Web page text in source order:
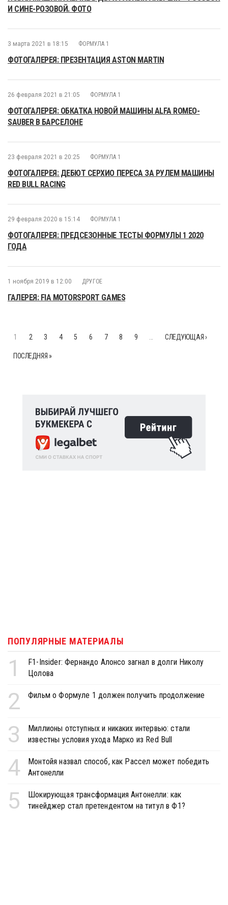
И СИНЕ-РОЗОВОЙ. ФОТО
3 марта 2021 в 18:15 ФОРМУЛА 1
ФОТОГАЛЕРЕЯ: ПРЕЗЕНТАЦИЯ ASTON MARTIN
26 февраля 2021 в 21:05 ФОРМУЛА 1
ФОТОГАЛЕРЕЯ: ОБКАТКА НОВОЙ МАШИНЫ ALFA ROMEO-
SAUBER В БАРСЕЛОНЕ
23 февраля 2021 в 20:25 ФОРМУЛА 1
ФОТОГАЛЕРЕЯ: ДЕБЮТ СЕРХИО ПЕРЕСА ЗА РУЛЕМ МАШИНЫ
RED BULL RACING
29 февраля 2020 в 15:14 ФОРМУЛА 1
ФОТОГАЛЕРЕЯ: ПРЕДСЕЗОННЫЕ ТЕСТЫ ФОРМУЛЫ 1 2020
ГОДА
1 ноября 2019 в 12:00 ДРУГОЕ
ГАЛЕРЕЯ: FIA MOTORSPORT GAMES
1 2 3 4 5 6 7 8 9 СЛЕДУЮЩАЯ ›
ПОСЛЕДНЯЯ »
ПОПУЛЯРНЫЕ МАТЕРИАЛЫ
1
F1-Insider: Фернандо Алонсо загнал в долги Николу
Цолова
2 Фильм о Формуле 1 должен получить продолжение
3
Миллионы отступных и никаких интервью: стали
известны условия ухода Марко из Red Bull
4
Монтойя назвал способ, как Рассел может победить
Антонелли
5
Шокирующая трансформация Антонелли: как
тинейджер стал претендентом на титул в Ф1?